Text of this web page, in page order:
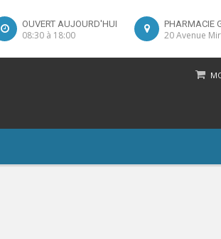
OUVERT AUJOURD'HUI
08:30 à 18:00
PHARMACIE
20 Avenue